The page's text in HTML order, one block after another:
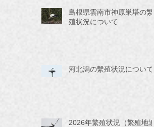
島根県雲南市神原巣塔の繁
殖状況について
河北潟の繫殖状況について
2026年繁殖状況（繁殖地追